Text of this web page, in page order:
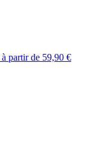
à partir de 59,90 €